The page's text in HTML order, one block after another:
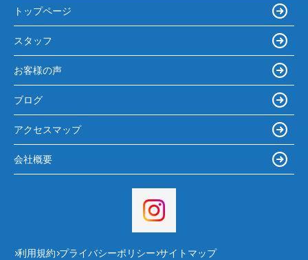
トップページ
スタッフ
お客様の声
ブログ
アクセスマップ
会社概要
利用規約 プライバシーポリシー サイトマップ